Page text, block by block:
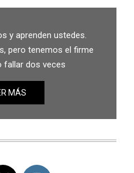
y aprenden ustedes.
pero tenemos el firme
fallar dos veces
MÁS